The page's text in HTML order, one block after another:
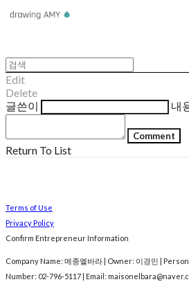
Edit
Delete
글쓴이
내
Comment
Return To List
Terms of Use
Privacy Policy
Confirm Entrepreneur Information
Company Name: 메종엘바라 | Owner: 이경민 |
Number: 02-796-5117 | Email: